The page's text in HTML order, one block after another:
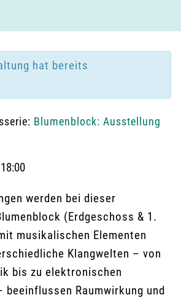
hat bereits
Blumenblock: Ausstellung
18:00
werden bei dieser
(Erdgeschoss & 1.
musikalischen Elementen
Klangwelten – von
bis zu elektronischen
beeinflussen Raumwirkung und